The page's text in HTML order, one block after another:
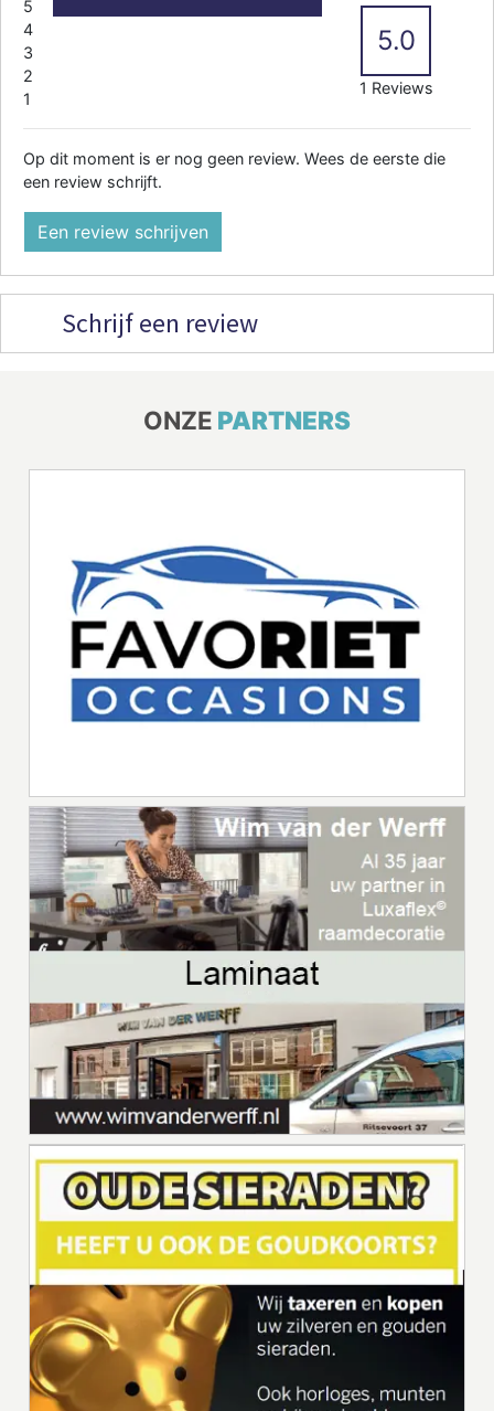
5
4
3
2
1
5.0
1 Reviews
Op dit moment is er nog geen review. Wees de eerste die
een review schrijft.
Een review schrijven
Schrijf een review
ONZE PARTNERS